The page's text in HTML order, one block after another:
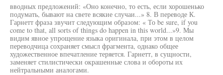
вводных предложений: «Оно конечно, то есть, если хорошенько
подумать, бывают на свете всякие случаи...» 8. В переводе К.
Гарнетт фраза звучит следующим образом: « То be sure, if you
come to that, all sorts of things do happen in this world...»9. Мы
видим явное упрощение языка оригинала, при этом в целом
переводчица сохраняет смысл фрагмента, однако общее
художественное впечатление теряется. Гарнетт, в сущности,
заменяет стилистически окрашенные слова и обороты их
нейтральными аналогами.